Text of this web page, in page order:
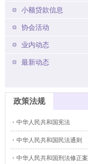
小额贷款信息
协会活动
业内动态
最新动态
政策法规
中华人民共和国宪法
中华人民共和国民法通则
中华人民共和国刑法修正案